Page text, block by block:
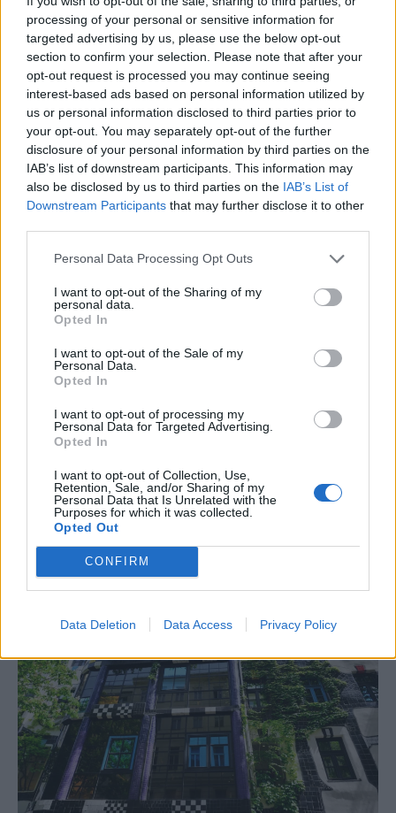
processing of your personal or sensitive information for
targeted advertising by us, please use the below opt-out
section to confirm your selection. Please note that after your
opt-out request is processed you may continue seeing
interest-based ads based on personal information utilized by
us or personal information disclosed to third parties prior to
your opt-out. You may separately opt-out of the further
disclosure of your personal information by third parties on the
IAB’s list of downstream participants. This information may
also be disclosed by us to third parties on the IAB’s List of
Downstream Participants that may further disclose it to other
Personal Data Processing Opt Outs
I want to opt-out of the Sharing of my
personal data.
Opted In
I want to opt-out of the Sale of my
Personal Data.
Opted In
I want to opt-out of processing my
Personal Data for Targeted Advertising.
Opted In
I want to opt-out of Collection, Use,
Retention, Sale, and/or Sharing of my
Personal Data that Is Unrelated with the
Purposes for which it was collected.
Opted Out
CONFIRM
Data Deletion Data Access Privacy Policy
Η Ιατρική όπως τη φαντάστηκε ο Klimt | Φωτ.: Petrito ZeZus
Hundertwasser | Φωτ.: Petrito ZeZus